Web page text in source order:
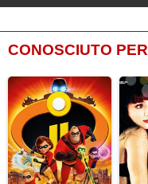
CONOSCIUTO PER